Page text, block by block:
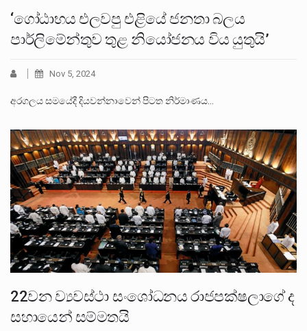
‘ගෝඨාභය එලවපු එළියේ ජනතා බලය
පාර්ලිමේන්තුව තුළ නියෝජනය විය යුතුයි’
Nov 5, 2024
අරගලය සමයේදී දියවන්නාවෙන් පිටත නිර්මාණය…
22වන ව්‍යවස්ථා සංශෝධනය රාජපක්ෂලාගේ ද
සහායෙන් සම්මතයි